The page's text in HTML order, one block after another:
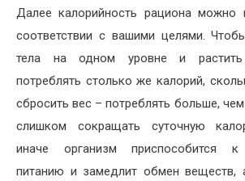
Далее калорийность рациона можно
соответствии с вашими целями.
тела на одном уровне и
потреблять столько же калорий,
сбросить вес – потреблять больше,
слишком сокращать суточную
иначе организм приспособится к
питанию и замедлит обмен веществ,